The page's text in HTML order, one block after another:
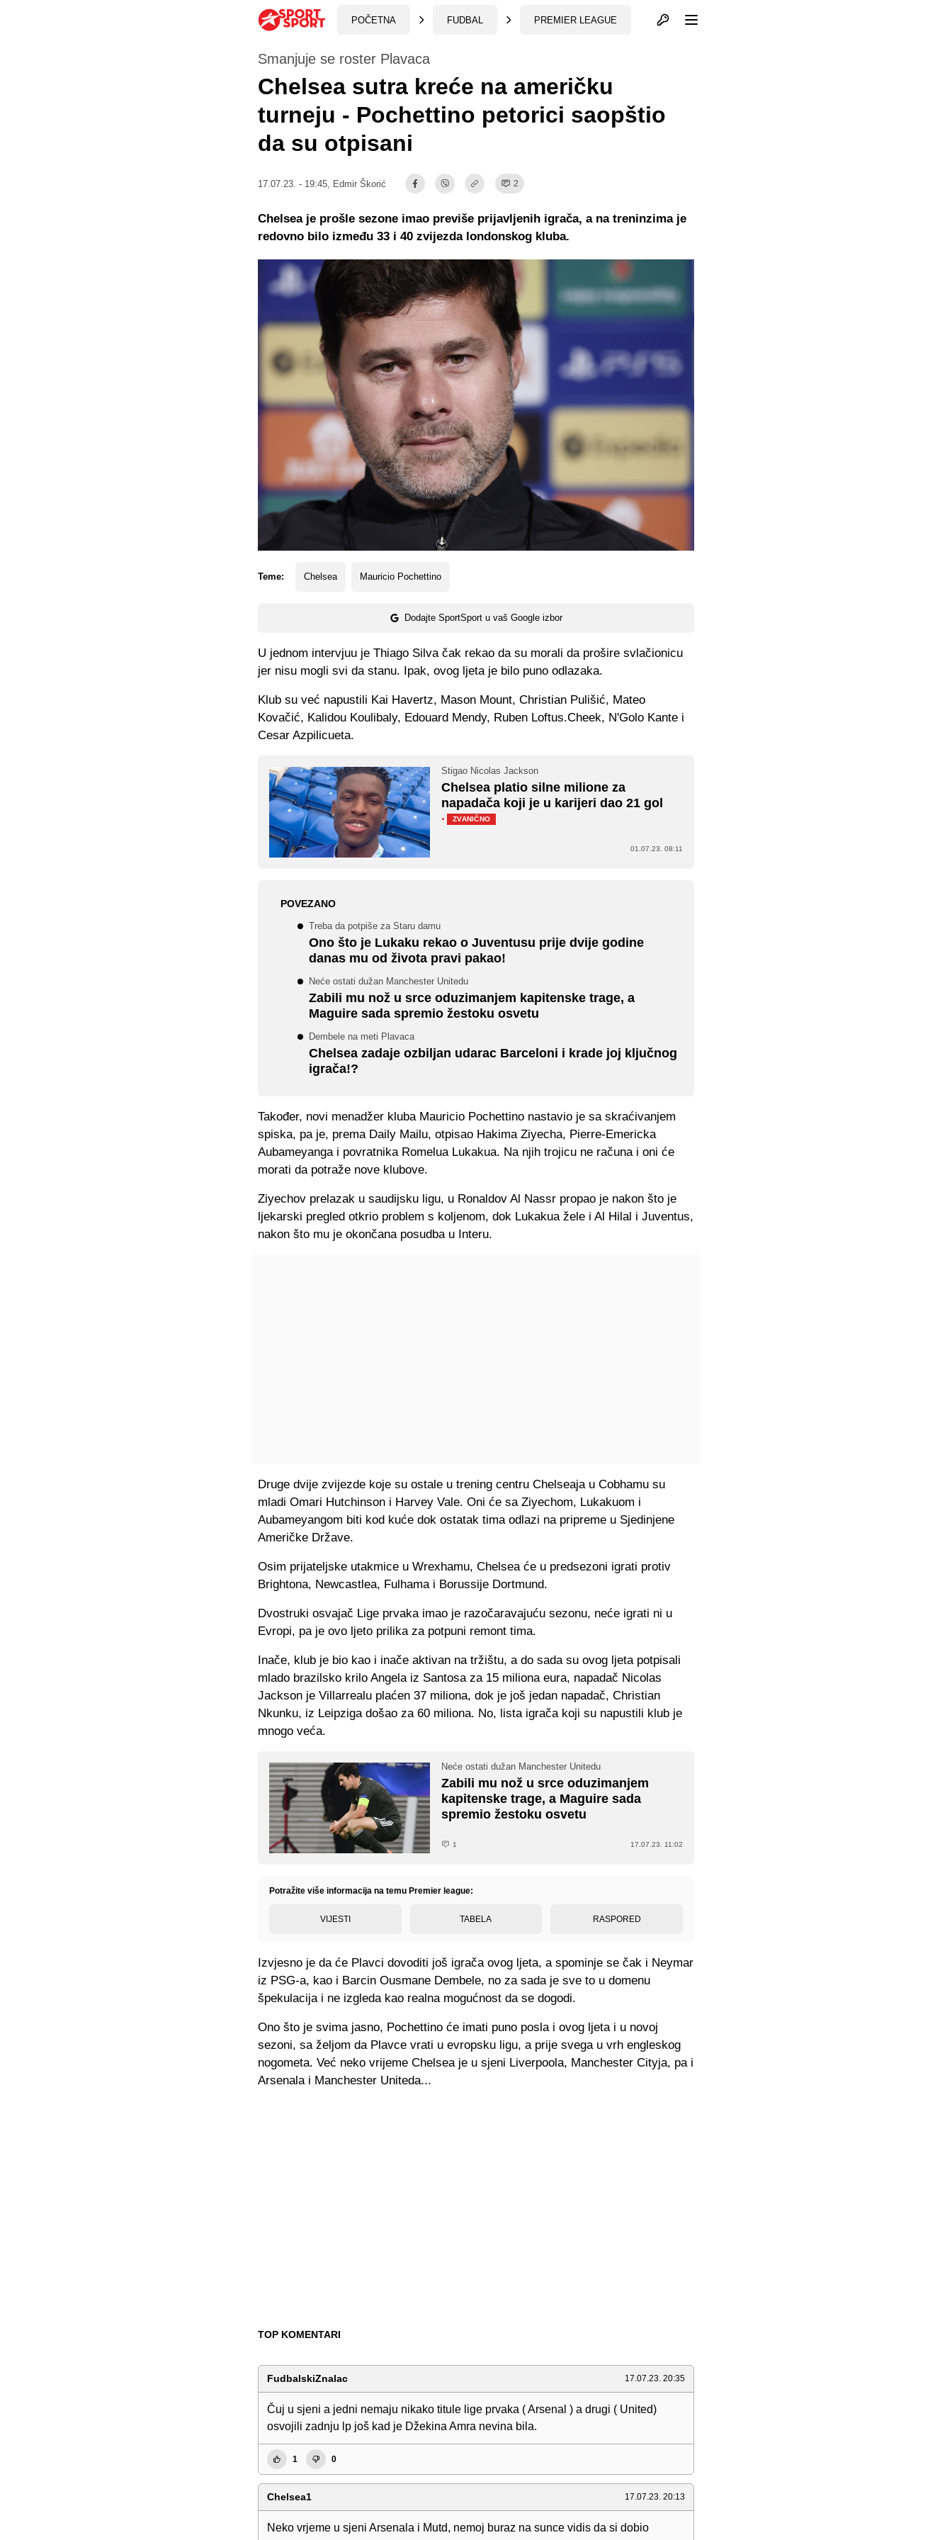
POČETNA FUDBAL PREMIER LEAGUE Otvori profil
Smanjuje se roster Plavaca
Chelsea sutra kreće na američku
turneju - Pochettino petorici saopštio
da su otpisani
17.07.23. - 19:45, Edmir Škorić 2
Teme: Chelsea Mauricio Pochettino
Dodajte SportSport u vaš Google izbor
Chelsea je prošle sezone imao previše prijavljenih igrača, a na treninzima je
redovno bilo između 33 i 40 zvijezda londonskog kluba.
U jednom intervjuu je Thiago Silva čak rekao da su morali da prošire svlačionicu
jer nisu mogli svi da stanu. Ipak, ovog ljeta je bilo puno odlazaka.
Klub su već napustili Kai Havertz, Mason Mount, Christian Pulišić, Mateo
Kovačić, Kalidou Koulibaly, Edouard Mendy, Ruben Loftus.Cheek, N'Golo Kante i
Cesar Azpilicueta.
Stigao Nicolas Jackson
Chelsea platio silne milione za
napadača koji je u karijeri dao 21 gol
·
ZVANIČNO
01.07.23. 08:11
POVEZANO
Treba da potpiše za Staru damu
Ono što je Lukaku rekao o Juventusu prije dvije godine
danas mu od života pravi pakao!
Neće ostati dužan Manchester Unitedu
Zabili mu nož u srce oduzimanjem kapitenske trage, a
Maguire sada spremio žestoku osvetu
Dembele na meti Plavaca
Chelsea zadaje ozbiljan udarac Barceloni i krade joj ključnog
igrača!?
Također, novi menadžer kluba Mauricio Pochettino nastavio je sa skraćivanjem
spiska, pa je, prema Daily Mailu, otpisao Hakima Ziyecha, Pierre-Emericka
Aubameyanga i povratnika Romelua Lukakua. Na njih trojicu ne računa i oni će
morati da potraže nove klubove.
Ziyechov prelazak u saudijsku ligu, u Ronaldov Al Nassr propao je nakon što je
ljekarski pregled otkrio problem s koljenom, dok Lukakua žele i Al Hilal i Juventus,
nakon što mu je okončana posudba u Interu.
Druge dvije zvijezde koje su ostale u trening centru Chelseaja u Cobhamu su
mladi Omari Hutchinson i Harvey Vale. Oni će sa Ziyechom, Lukakuom i
Aubameyangom biti kod kuće dok ostatak tima odlazi na pripreme u Sjedinjene
Američke Države.
Osim prijateljske utakmice u Wrexhamu, Chelsea će u predsezoni igrati protiv
Brightona, Newcastlea, Fulhama i Borussije Dortmund.
Dvostruki osvajač Lige prvaka imao je razočaravajuću sezonu, neće igrati ni u
Evropi, pa je ovo ljeto prilika za potpuni remont tima.
Inače, klub je bio kao i inače aktivan na tržištu, a do sada su ovog ljeta potpisali
mlado brazilsko krilo Angela iz Santosa za 15 miliona eura, napadač Nicolas
Jackson je Villarrealu plaćen 37 miliona, dok je još jedan napadač, Christian
Nkunku, iz Leipziga došao za 60 miliona. No, lista igrača koji su napustili klub je
mnogo veća.
Neće ostati dužan Manchester Unitedu
Zabili mu nož u srce oduzimanjem
kapitenske trage, a Maguire sada
spremio žestoku osvetu
1 17.07.23. 11:02
Potražite više informacija na temu Premier league:
VIJESTI TABELA RASPORED
Izvjesno je da će Plavci dovoditi još igrača ovog ljeta, a spominje se čak i Neymar
iz PSG-a, kao i Barcin Ousmane Dembele, no za sada je sve to u domenu
špekulacija i ne izgleda kao realna mogućnost da se dogodi.
Ono što je svima jasno, Pochettino će imati puno posla i ovog ljeta i u novoj
sezoni, sa željom da Plavce vrati u evropsku ligu, a prije svega u vrh engleskog
nogometa. Već neko vrijeme Chelsea je u sjeni Liverpoola, Manchester Cityja, pa i
Arsenala i Manchester Uniteda...
TOP KOMENTARI
FudbalskiZnalac 17.07.23. 20:35
Čuj u sjeni a jedni nemaju nikako titule lige prvaka ( Arsenal ) a drugi ( United)
osvojili zadnju lp još kad je Džekina Amra nevina bila.
1 0
Chelsea1 17.07.23. 20:13
Neko vrjeme u sjeni Arsenala i Mutd, nemoj buraz na sunce vidis da si dobio